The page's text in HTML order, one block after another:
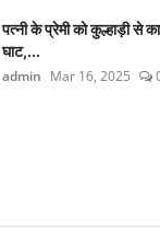
पत्नी के प्रेमी को कुल्हाड़ी से
घाट,...
admin Mar 16, 2025